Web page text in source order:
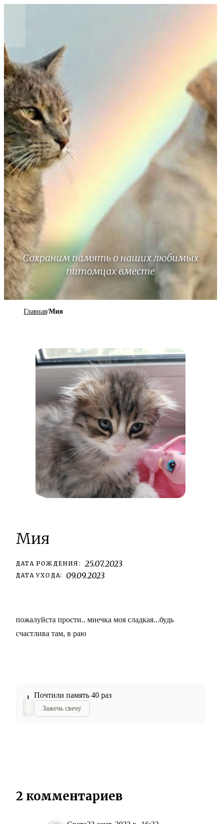
Сохраним память о наших любимых
питомцах вместе
Главная/Мия
Мия
ДАТА РОЖДЕНИЯ: 25.07.2023
ДАТА УХОДА: 09.09.2023
пожалуйста прости.. миечка моя сладкая...будь
счастлива там, в раю
Почтили память 40 раз
Зажечь свечу
2 комментариев